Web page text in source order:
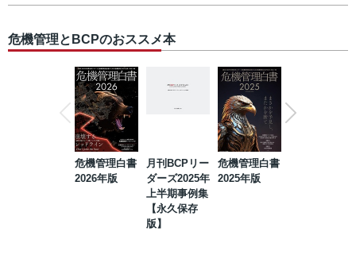
危機管理とBCPのおススメ本
危機管理白書
2026年版
月刊BCPリー
ダーズ2025年
上半期事例集
【永久保存
版】
危機管理白書
2025年版